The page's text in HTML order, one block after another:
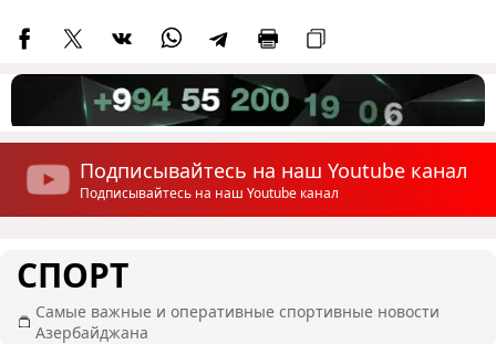
Подписывайтесь на наш Youtube канал
Подписывайтесь на наш Youtube канал
СПОРТ
Самые важные и оперативные спортивные новости
Азербайджана